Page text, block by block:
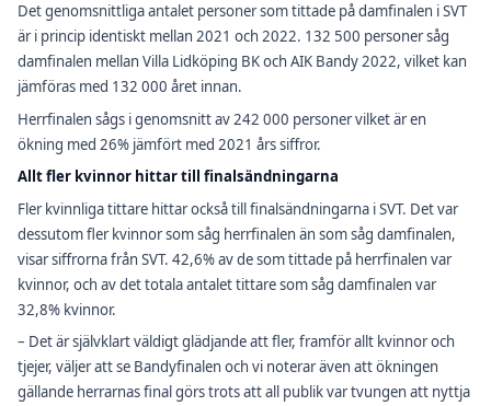
Det genomsnittliga antalet personer som tittade på damfinalen i SVT
är i princip identiskt mellan 2021 och 2022. 132 500 personer såg
damfinalen mellan Villa Lidköping BK och AIK Bandy 2022, vilket kan
jämföras med 132 000 året innan.
Herrfinalen sågs i genomsnitt av 242 000 personer vilket är en
ökning med 26% jämfört med 2021 års siffror.
Allt fler kvinnor hittar till finalsändningarna
Fler kvinnliga tittare hittar också till finalsändningarna i SVT. Det var
dessutom fler kvinnor som såg herrfinalen än som såg damfinalen,
visar siffrorna från SVT. 42,6% av de som tittade på herrfinalen var
kvinnor, och av det totala antalet tittare som såg damfinalen var
32,8% kvinnor.
– Det är självklart väldigt glädjande att fler, framför allt kvinnor och
tjejer, väljer att se Bandyfinalen och vi noterar även att ökningen
gällande herrarnas final görs trots att all publik var tvungen att nyttja